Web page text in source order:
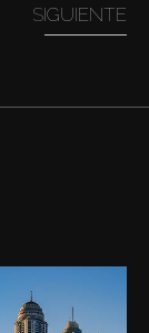
SIGUIENTE